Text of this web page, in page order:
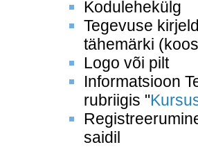
Kodulehekülg
Tegevuse
tähemärki
Logo või pilt
Informatsioon
rubriigis "
saidil